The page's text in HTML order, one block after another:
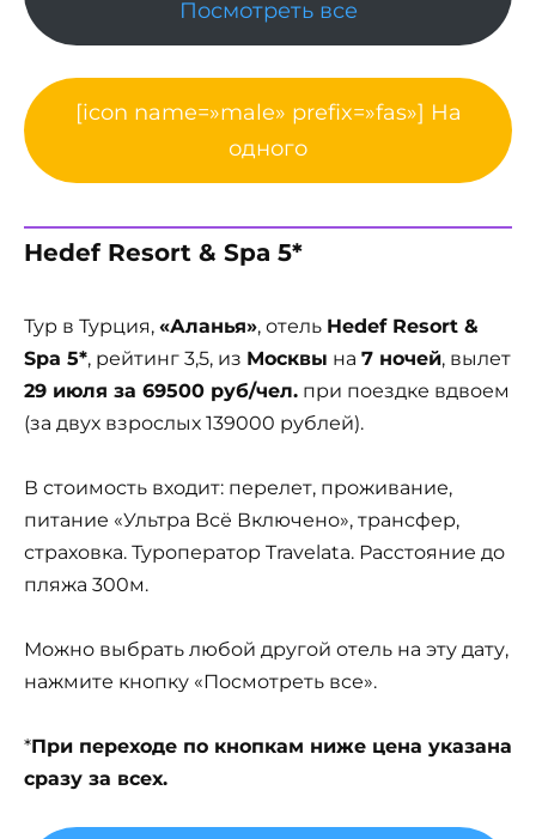
Посмотреть все
[icon name=»male» prefix=»fas»] На
одного
Hedef Resort & Spa 5*
Тур в Турция, «Аланья», отель Hedef Resort &
Spa 5*, рейтинг 3,5, из Москвы на 7 ночей, вылет
29 июля за 69500 руб/чел. при поездке вдвоем
(за двух взрослых 139000 рублей).
В стоимость входит: перелет, проживание,
питание «Ультра Всё Включено», трансфер,
страховка. Туроператор Travelata. Расстояние до
пляжа 300м.
Можно выбрать любой другой отель на эту дату,
нажмите кнопку «Посмотреть все».
*При переходе по кнопкам ниже цена указана
сразу за всех.